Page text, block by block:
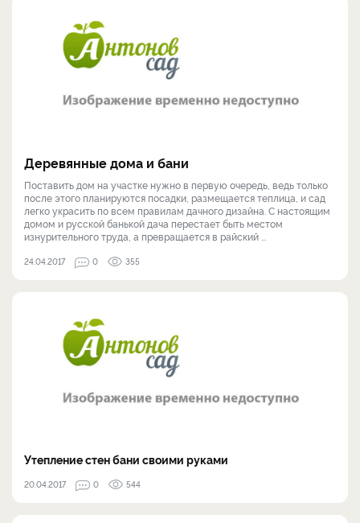
Деревянные дома и бани
Поставить дом на участке нужно в первую очередь, ведь только
после этого планируются посадки, размещается теплица, и сад
легко украсить по всем правилам дачного дизайна. С настоящим
домом и русской банькой дача перестает быть местом
изнурительного труда, а превращается в райский ...
24.04.2017 0 355
Утепление стен бани своими руками
20.04.2017 0 544